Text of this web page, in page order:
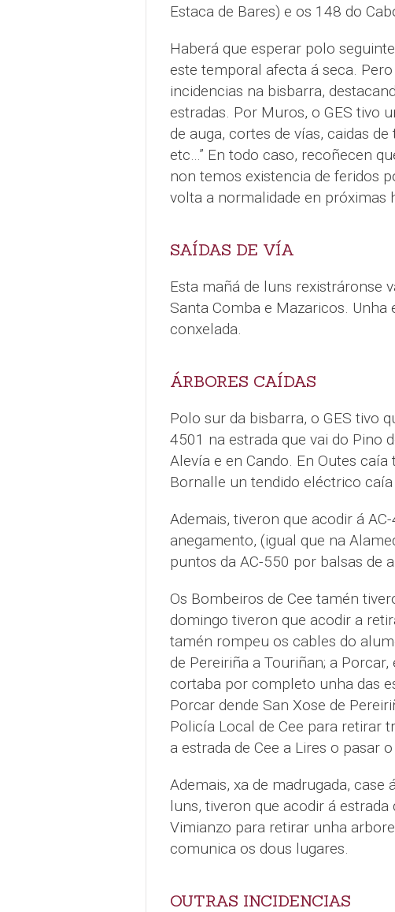
Estaca de Bares) e os 148 do
Haberá que esperar polo
este temporal afecta á seca.
incidencias na bisbarra,
estradas. Por Muros, o GES tivo
de auga, cortes de vías, caidas
etc…” En todo caso, recoñecen
non temos existencia de feridos
volta a normalidade en próximas
SAÍDAS DE VÍA
Esta mañá de luns rexistráronse
Santa Comba e Mazaricos.
conxelada.
ÁRBORES CAÍDAS
Polo sur da bisbarra, o GES tivo
4501 na estrada que vai do Pino
Alevía e en Cando. En Outes
Bornalle un tendido eléctrico caía
Ademais, tiveron que acodir á
anegamento, (igual que na
puntos da AC-550 por balsas de
Os Bombeiros de Cee tamén
domingo tiveron que acodir a
tamén rompeu os cables do
de Pereiriña a Touriñan; a
cortaba por completo unha das
Porcar dende San Xose de
Policía Local de Cee para retirar
a estrada de Cee a Lires o pasar
Ademais, xa de madrugada,
luns, tiveron que acodir á
Vimianzo para retirar unha
comunica os dous lugares.
OUTRAS INCIDENCIAS